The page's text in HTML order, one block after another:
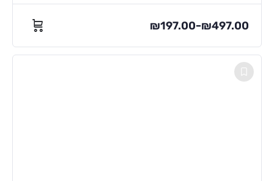
₪197.00–₪497.00